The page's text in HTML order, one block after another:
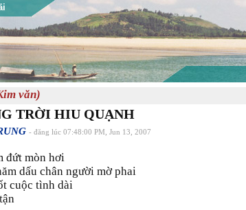
văn)
TRỜI HIU QUẠNH
- đăng lúc 07:48:00 PM, Jun 13, 2007
đứt mòn hơi
dấu chân người mờ phai
cuộc tình dài